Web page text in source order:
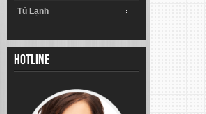
Tủ Lạnh
Hotline